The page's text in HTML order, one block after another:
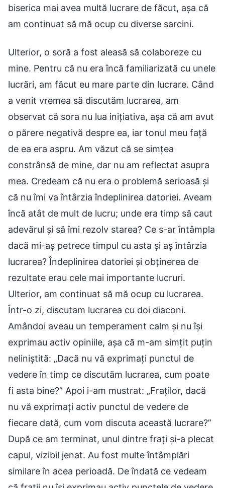
biserica mai avea multă lucrare de făcut, așa că
am continuat să mă ocup cu diverse sarcini.
Ulterior, o soră a fost aleasă să colaboreze cu
mine. Pentru că nu era încă familiarizată cu unele
lucrări, am făcut eu mare parte din lucrare. Când
a venit vremea să discutăm lucrarea, am
observat că sora nu lua inițiativa, așa că am avut
o părere negativă despre ea, iar tonul meu față
de ea era aspru. Am văzut că se simțea
constrânsă de mine, dar nu am reflectat asupra
mea. Credeam că nu era o problemă serioasă și
că nu îmi va întârzia îndeplinirea datoriei. Aveam
încă atât de mult de lucru; unde era timp să caut
adevărul și să îmi rezolv starea? Ce s-ar întâmpla
dacă mi-aș petrece timpul cu asta și aș întârzia
lucrarea? Îndeplinirea datoriei și obținerea de
rezultate erau cele mai importante lucruri.
Ulterior, am continuat să mă ocup cu lucrarea.
Într-o zi, discutam lucrarea cu doi diaconi.
Amândoi aveau un temperament calm și nu își
exprimau activ opiniile, așa că m-am simțit puțin
neliniștită: „Dacă nu vă exprimați punctul de
vedere în timp ce discutăm lucrarea, cum poate
fi asta bine?” Apoi i-am mustrat: „Fraților, dacă
nu vă exprimați activ punctul de vedere de
fiecare dată, cum vom discuta această lucrare?”
După ce am terminat, unul dintre frați și-a plecat
capul, vizibil jenat. Au fost multe întâmplări
similare în acea perioadă. De îndată ce vedeam